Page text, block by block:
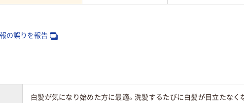
の誤りを報告
白髪が気になり始めた方に最適。洗髪するたびに白髪が目立たな